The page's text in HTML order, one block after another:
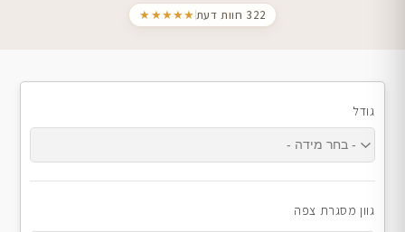
★★★★★
322 חוות דעת
גודל
גוון מסגרת צפה